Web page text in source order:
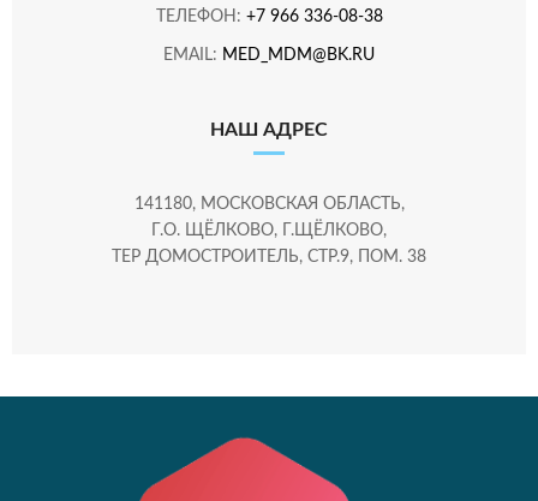
ТЕЛЕФОН: +7 966 336-08-38
EMAIL: MED_MDM@BK.RU
НАШ АДРЕС
141180, МОСКОВСКАЯ ОБЛАСТЬ,
Г.О. ЩЁЛКОВО, Г.ЩЁЛКОВО,
ТЕР ДОМОСТРОИТЕЛЬ, СТР.9, ПОМ. 38